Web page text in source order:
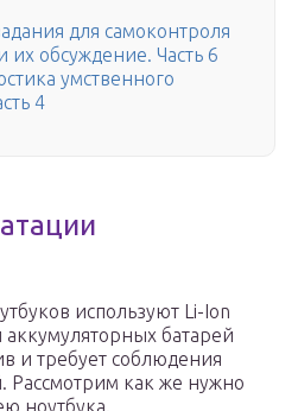
для самоконтроля
их обсуждение. Часть 6
умственного
4
используют Li-Ion
аккумуляторных батарей
и требует соблюдения
Рассмотрим как же нужно
ноутбука.